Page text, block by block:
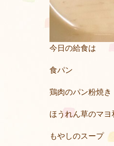
今日の給食は
食パン
鶏肉のパン粉焼き
ほうれん草のマヨ
もやしのスープ